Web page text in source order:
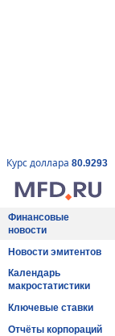
Курс доллара 80.9293
Финансовые
новости
Новости эмитентов
Календарь
макростатистики
Ключевые ставки
Отчёты корпораций